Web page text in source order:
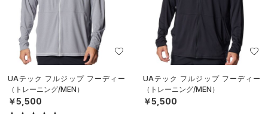
UAテック フルジップ フーディー
（トレーニング/MEN）
￥5,500
UAテック フルジップ フーディー
（トレーニング/MEN）
￥5,500